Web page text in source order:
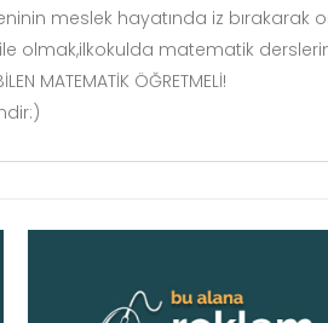
meslek hayatında iz bırakarak
olmak,ilkokulda matematik
MATEMATİK ÖĞRETMELİ!